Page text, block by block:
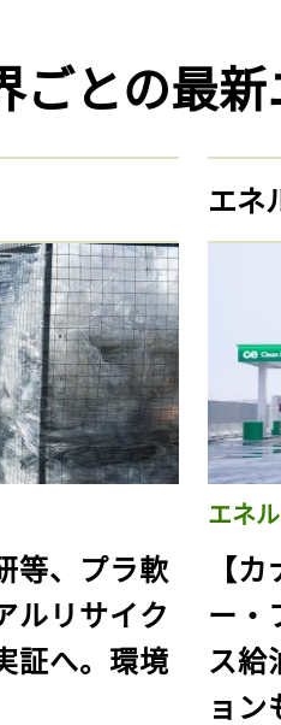
ごとの最
等、プラ軟
ルリサイク
証へ。環境
エネ
エネ
【
ー・
ス給
ョン